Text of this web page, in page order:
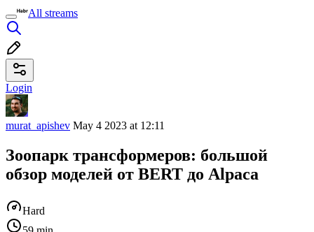
All streams
Login
murat_apishev May 4 2023 at 12:11
Зоопарк трансформеров: большой
обзор моделей от BERT до Alpaca
Hard